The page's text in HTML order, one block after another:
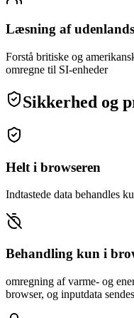
Læsning af
Forstå britiske og
omregne til SI-enheder
Sikkerhed og
Helt i browseren
Indtastede data behandles
Behandling kun i
omregning af varme- og
browser, og inputdata